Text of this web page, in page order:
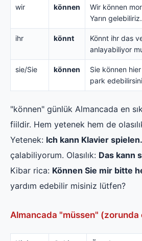
wir können
Wir können
Yarın gelebiliriz.
ihr könnt
Könnt ihr das
anlayabiliyor
sie/Sie können
Sie können
park
"können" günlük Almancada en
fiildir. Hem yetenek hem de
Yetenek: Ich kann Klavier spielen.
çalabiliyorum. Olasılık: Das kann
Kibar rica: Können Sie mir bitte
yardım edebilir misiniz lütfen?
Almancada "müssen" (zorunda